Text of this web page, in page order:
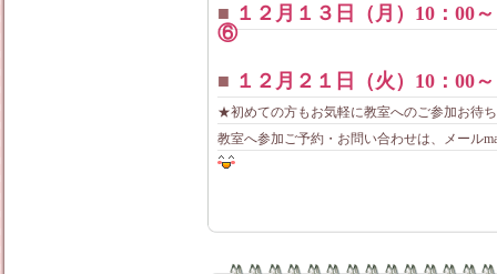
■ １２月１３日（月）10：00
⑥
■ １２月２１日（火）10：00
★初めての方もお気軽に教室へのご参加お待
教室へ参加ご予約・お問い合わせは、メール